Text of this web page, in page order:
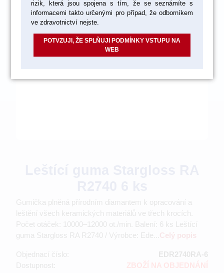
Gumička plněná přírodním diamantem k opracování a
leštění všech keramických materiálů ve třech krocích.
Počet otáček: 10000–12000 ot./min. Balení: 6 ks Leštící
guma Stargloss RA R2740 / Výrobce: Ede...
Objednací číslo:
EDR2740RA-6
Dostupnost:
ZBOŽÍ NA OBJEDNÁNÍ
rizik, která jsou spojena s tím, že se seznámíte s
informacemi takto určenými pro případ, že odborníkem
ve zdravotnictví nejste.
POTVZUJI, ŽE SPLŇUJI PODMÍNKY VSTUPU NA
WEB